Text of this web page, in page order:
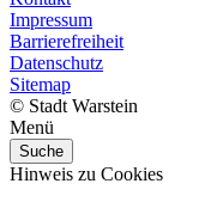
Impressum
Barrierefreiheit
Datenschutz
Sitemap
© Stadt Warstein
Menü
Suche
Hinweis zu Cookies